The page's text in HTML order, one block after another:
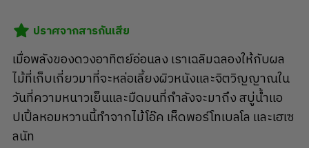
ปราศจากสารกันเสีย
เมื่อพลังของดวงอาทิตย์อ่อนลง เราเฉลิมฉลองให้กับผล
ไม้ที่เก็บเกี่ยวมาที่จะหล่อเลี้ยงผิวหนังและจิตวิญญาณใน
วันที่ความหนาวเย็นและมืดมนที่กำลังจะมาถึง สบู่น้ำแอ
ปเปิ้ลหอมหวานนี้ทำจากไม้โอ๊ค เห็ดพอร์โทเบลโล และเฮเซ
ลนัท